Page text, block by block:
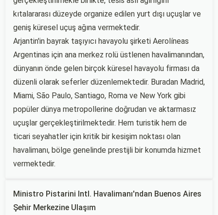
kıtalararası düzeyde organize edilen yurt dışı uçuşlar ve
geniş küresel uçuş ağına vermektedir.
Arjantin'in bayrak taşıyıcı havayolu şirketi Aerolíneas
Argentinas için ana merkez rolü üstlenen havalimanından,
dünyanın önde gelen birçok küresel havayolu firması da
düzenli olarak seferler düzenlemektedir. Buradan Madrid,
Miami, São Paulo, Santiago, Roma ve New York gibi
popüler dünya metropollerine doğrudan ve aktarmasız
uçuşlar gerçekleştirilmektedir. Hem turistik hem de
ticari seyahatler için kritik bir kesişim noktası olan
havalimanı, bölge genelinde prestijli bir konumda hizmet
vermektedir.
Ministro Pistarini Intl. Havalimanı'ndan Buenos Aires
Şehir Merkezine Ulaşım